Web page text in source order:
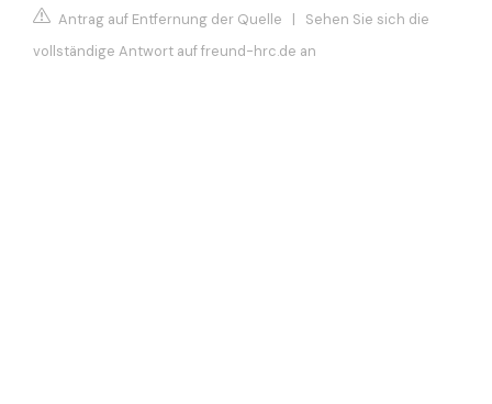
Antrag auf Entfernung der Quelle | Sehen Sie sich die
vollständige Antwort auf freund-hrc.de an